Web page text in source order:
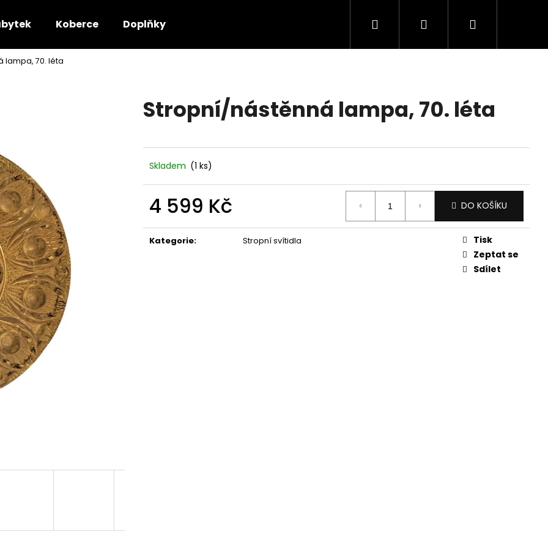
Koberce Doplňky Hledat PřihlášeníNákupní
lampa, 70. léta
Stropní/nástěnná lampa, 70. léta
Skladem (1 ks)
4 599 Kč
cena:
DO KOŠÍKU
Kategorie: Stropní svítidla
Tisk
Zeptat se
Sdílet
Co potřebujete najít?
HLEDAT